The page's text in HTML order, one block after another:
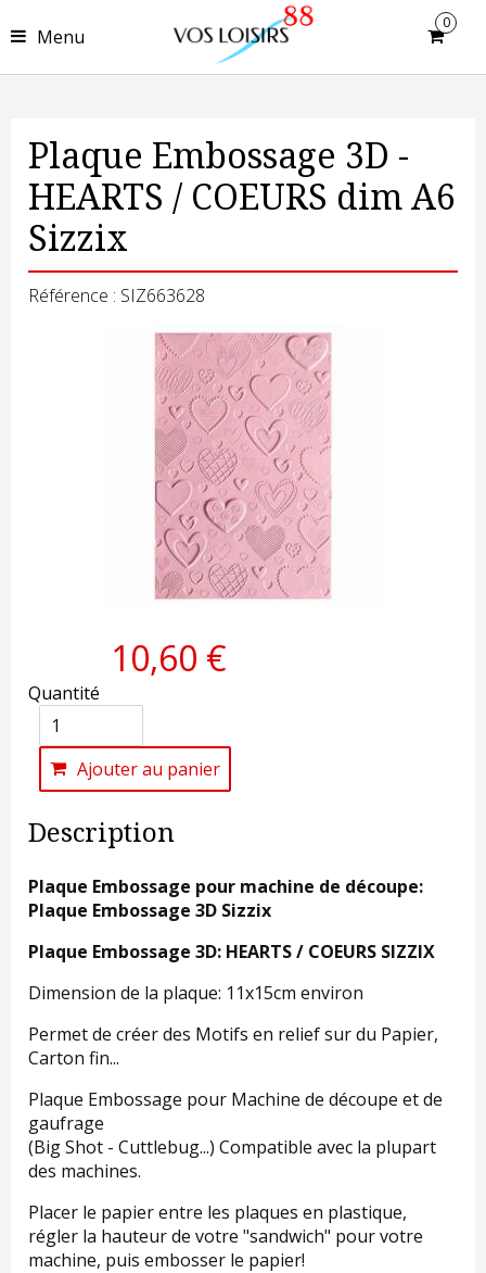
Menu
0
Plaque Embossage 3D -
HEARTS / COEURS dim A6
Sizzix
Référence : SIZ663628
10,60 €
Quantité
Ajouter au panier
Description
Plaque Embossage pour machine de découpe:
Plaque Embossage 3D Sizzix
Plaque Embossage 3D: HEARTS / COEURS SIZZIX
Dimension de la plaque: 11x15cm environ
Permet de créer des Motifs en relief sur du Papier,
Carton fin...
Plaque Embossage pour Machine de découpe et de
gaufrage
(Big Shot - Cuttlebug...) Compatible avec la plupart
des machines.
Placer le papier entre les plaques en plastique,
régler la hauteur de votre "sandwich" pour votre
machine, puis embosser le papier!